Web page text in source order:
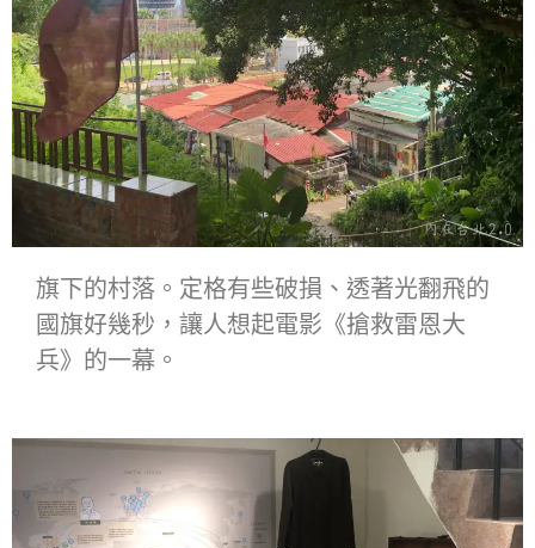
旗下的村落。定格有些破損、透著光翻飛的
國旗好幾秒，讓人想起電影《搶救雷恩大
兵》的一幕。